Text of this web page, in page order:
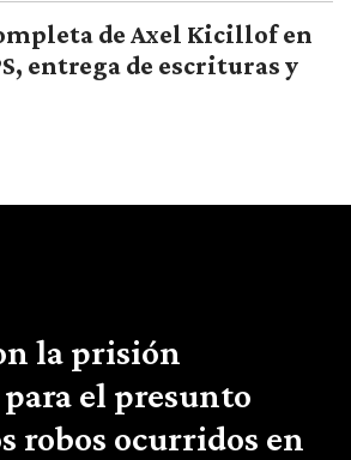
de Axel Kicillof en
entrega de escrituras y
la prisión
el presunto
robos ocurridos en